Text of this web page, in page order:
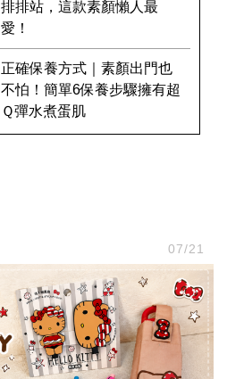
排排站，這款素顏懶人最
愛！
正確保養方式｜素顏出門也
不怕！簡單6保養步驟擁有超
Ｑ彈水煮蛋肌
07/21